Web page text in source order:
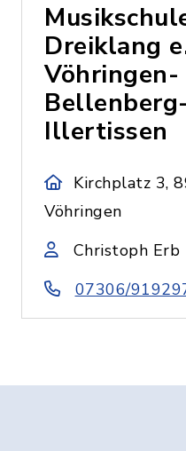
Dreiklang
Vöhringen-
Bellenberg-
Illertissen
Kirchplatz 3,
Vöhringen
Christoph Erb
07306/